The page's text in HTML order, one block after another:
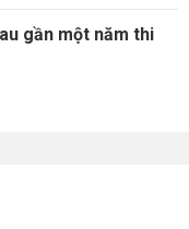
gần một năm thi